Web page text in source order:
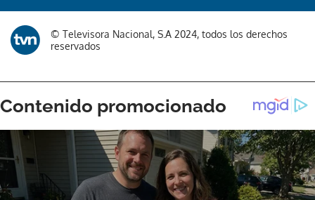
© Televisora Nacional, S.A 2024, todos los derechos
reservados